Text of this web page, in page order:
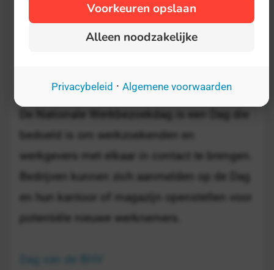
klik op 'Bron' om naar de website van de
organisator te gaan.
18 november
bedoeld is om werkzoekenden en
werkgevers met elkaar in contact te brengen.
Bedrijven kunnen zich aanmelden op de Dag
en hun kantoor of magazijn openstellen voor
potentiële nieuwe werknemers.
Dag van de BHV
Voorkeuren opslaan
Alleen noodzakelijke
Privacybeleid · Algemene voorwaarden